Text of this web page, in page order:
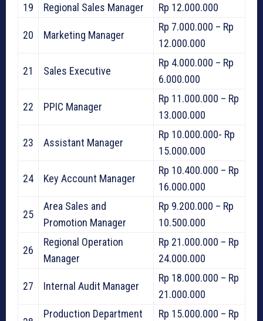
19
Regional Sales Manager Rp 12.000.000
20 Marketing Manager
Rp 7.000.000 – Rp
12.000.000
21 Sales Executive
Rp 4.000.000 – Rp
6.000.000
22 PPIC Manager
Rp 11.000.000 – Rp
13.000.000
23 Assistant Manager
Rp 10.000.000- Rp
15.000.000
24 Key Account Manager
Rp 10.400.000 – Rp
16.000.000
25
Area Sales and
Promotion Manager
Rp 9.200.000 – Rp
10.500.000
26
Regional Operation
Manager
Rp 21.000.000 – Rp
24.000.000
27 Internal Audit Manager
Rp 18.000.000 – Rp
21.000.000
Production Department
Rp 15.000.000 – Rp